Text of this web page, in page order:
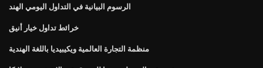
الرسوم البيانية في التداول اليومي الهند
خرائط تداول خيار أنيق
منظمة التجارة العالمية ويكيبيديا باللغة الهندية